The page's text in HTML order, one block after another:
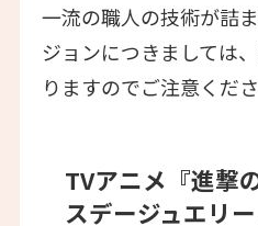
一流の職人の技術が詰
ジョンにつきましては
りますのでご注意くださ
TVアニメ『進撃
スデージュエリ